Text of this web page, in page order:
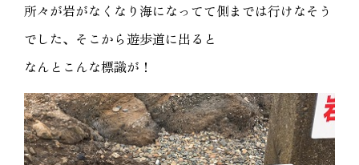
所々が岩がなくなり海になってて側までは行けなそう
でした、そこから遊歩道に出ると
なんとこんな標識が！